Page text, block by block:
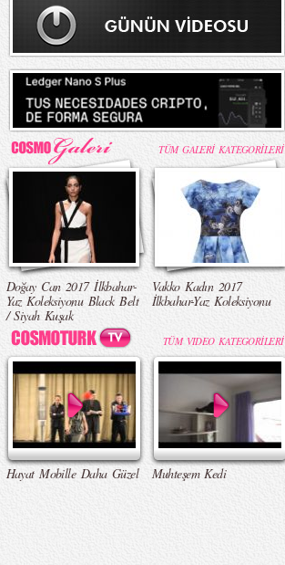
TÜM GALERİ KATEGORİLERİ
Doğay Can 2017 İlkbahar-
Yaz Koleksiyonu Black Belt
/ Siyah Kuşak
Vakko Kadın 2017
İlkbahar-Yaz Koleksiyonu
TÜM VIDEO KATEGORİLERİ
Hayat Mobille Daha Güzel Muhteşem Kedi